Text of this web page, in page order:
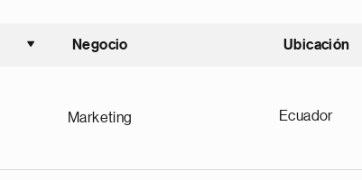
Ordenar ascendente
Negocio Ubicación
Marketing Ecuador